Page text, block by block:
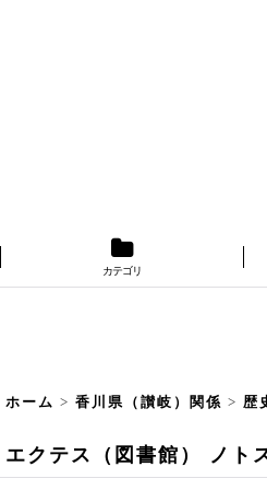
カテゴリ
ホーム > 香川県（讃岐）関係 > 歴
エクテス（図書館） ノト